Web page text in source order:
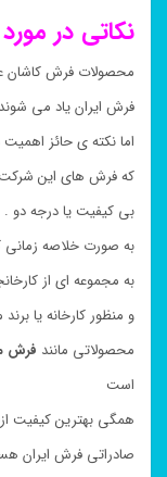
نکاتی در
محصولات فرش کاشان
فرش ایران یاد می شوند
اما نکته ی حائز
که فرش های این
بی کیفیت یا درجه دو .
به صورت خلاصه زمانی
به مجموعه ای از
و منظور کارخانه یا
محصولاتی مانند فرش
است
همگی بهترین کیفیت
صادراتی فرش ایران